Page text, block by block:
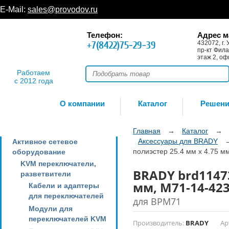
E-Mail: sales@provodov.ru
Работаем
с 2012 года
Телефон:
+7(8422)75-29-39
Адрес
432072, г.
пр-кт
этаж 2,
О компании Каталог
Активное сетевое
оборудование
KVM переключатели,
разветвители
Кабели и адаптеры
для переключателей
Модули для
переключателей KVM
Главная → Каталог
→
Аксессуары для BRADY
полиэстер 25.4 мм х 4.75
BRADY
мм, M71-14-
для BPM71
Производитель: BRADY